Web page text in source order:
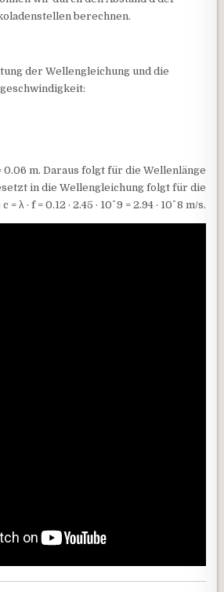
berechnen.
der Wellengleichung und die
0.06 m. Daraus folgt für die Wellenlänge
in die Wellengleichung folgt für die
· f = 0.12 · 2.45 · 10^ 9 = 2.94 · 10^ 8 m/s.